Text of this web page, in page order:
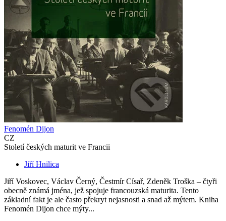
Fenomén Dijon
CZ
Století českých maturit ve Francii
Jiří Hnilica
Jiří Voskovec, Václav Černý, Čestmír Císař, Zdeněk Troška – čtyři
obecně známá jména, jež spojuje francouzská maturita. Tento
základní fakt je ale často překryt nejasnosti a snad až mýtem. Kniha
Fenomén Dijon chce mýty...